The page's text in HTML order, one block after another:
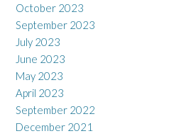
October 2023
September 2023
July 2023
June 2023
May 2023
April 2023
September 2022
December 2021